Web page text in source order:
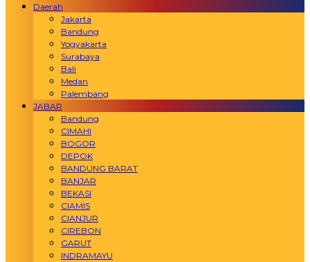
Daerah
Jakarta
Bandung
Yogyakarta
Surabaya
Bali
Medan
Palembang
JABAR
Bandung
CIMAHI
BOGOR
DEPOK
BANDUNG BARAT
BANJAR
BEKASI
CIAMIS
CIANJUR
CIREBON
GARUT
INDRAMAYU